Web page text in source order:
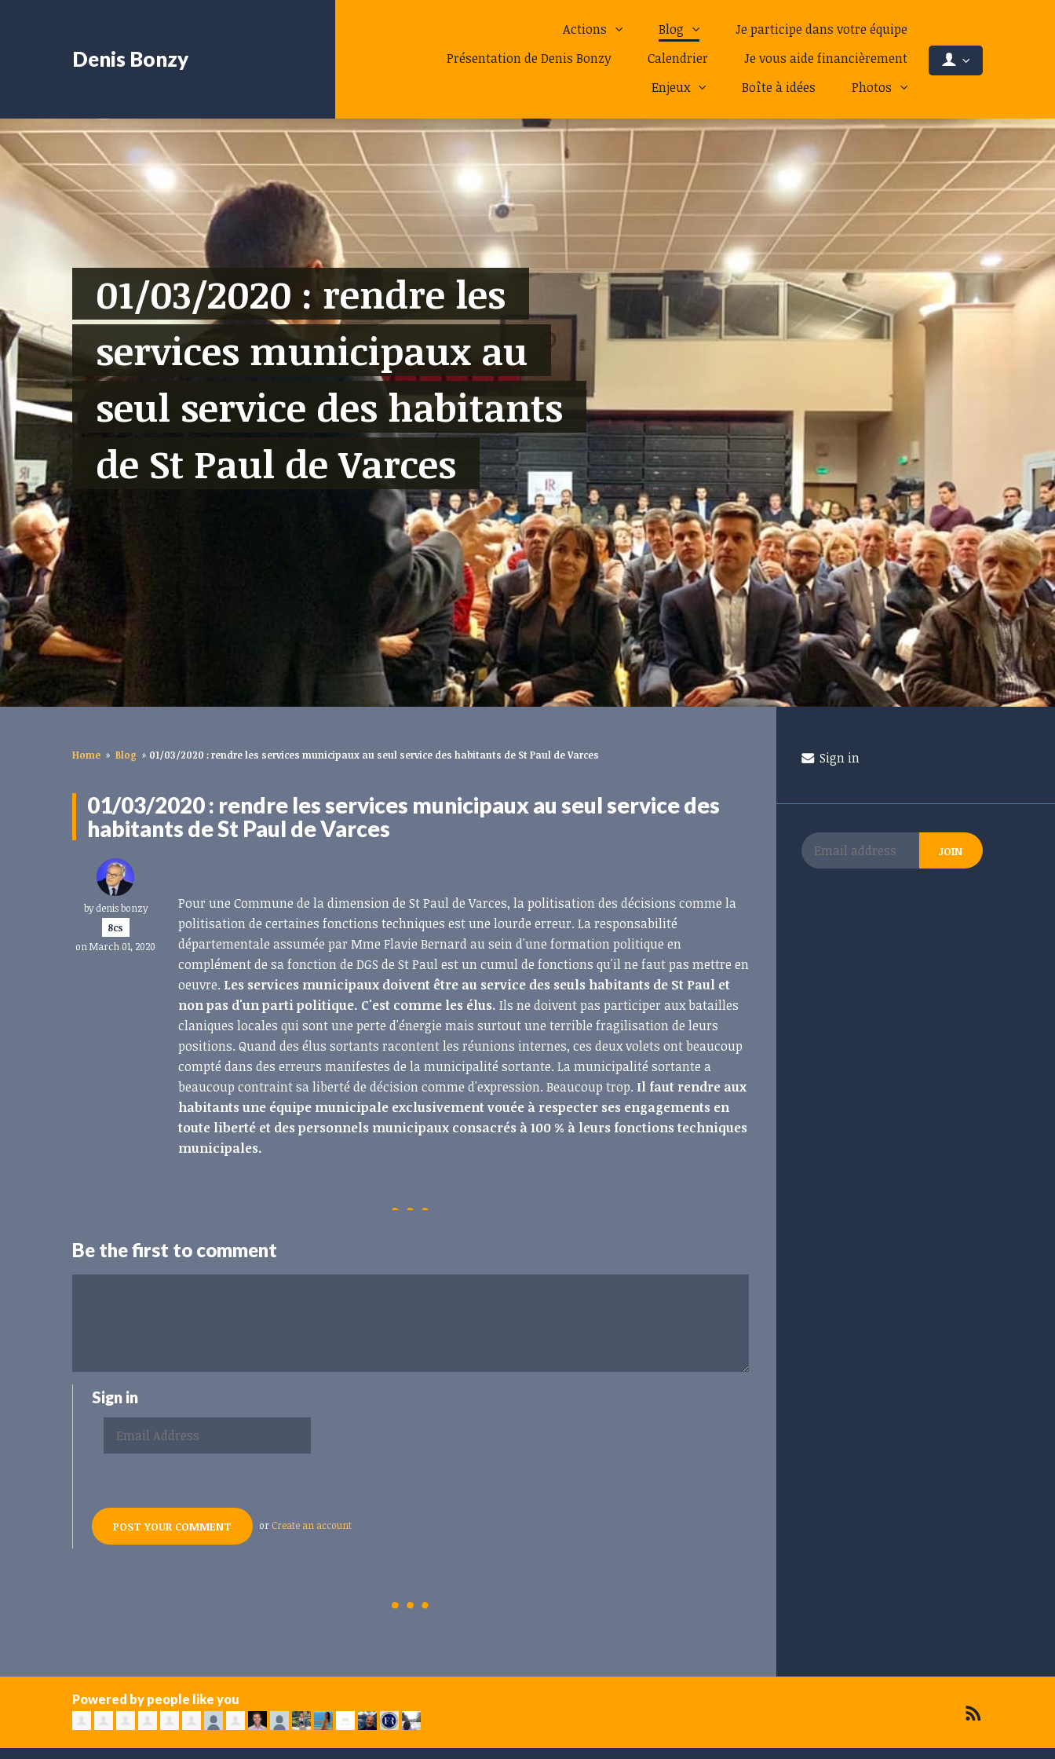
Actions Blog
Je participe dans votre équipe
Présentation de Denis Bonzy
Calendrier
Je vous aide financièrement
Enjeux
Boîte à idées Photos
Denis Bonzy
01/03/2020 : rendre les
services municipaux au
seul service des habitants
de St Paul de Varces
Home » Blog » 01/03/2020 : rendre les services municipaux au seul service des habitants de St Paul de Varces
01/03/2020 : rendre les services municipaux au seul service des
habitants de St Paul de Varces
bydenis bonzy
8cs
on March 01, 2020
Pour une Commune de la dimension de St Paul de Varces, la politisation des décisions comme la
politisation de certaines fonctions techniques est une lourde erreur. La responsabilité
départementale assumée par Mme Flavie Bernard au sein d'une formation politique en
complément de sa fonction de DGS de St Paul est un cumul de fonctions qu'il ne faut pas mettre en
oeuvre. Les services municipaux doivent être au service des seuls habitants de St Paul et
non pas d'un parti politique. C'est comme les élus. Ils ne doivent pas participer aux batailles
claniques locales qui sont une perte d'énergie mais surtout une terrible fragilisation de leurs
positions. Quand des élus sortants racontent les réunions internes, ces deux volets ont beaucoup
compté dans des erreurs manifestes de la municipalité sortante. La municipalité sortante a
beaucoup contraint sa liberté de décision comme d'expression. Beaucoup trop. Il faut rendre aux
habitants une équipe municipale exclusivement vouée à respecter ses engagements en
toute liberté et des personnels municipaux consacrés à 100 % à leurs fonctions techniques
municipales.
Be the first to comment
Sign in
or Create an account
Sign in
Powered by people like you